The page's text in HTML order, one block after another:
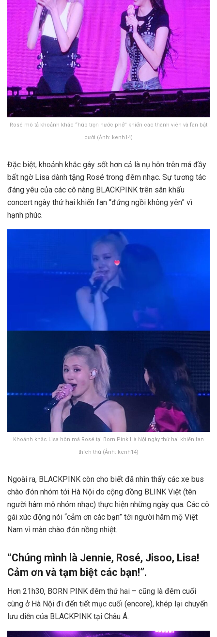
Rosé mô tả khoảnh khắc “húp trọn nước phở” khiến các thành viên và fan bật
cười (Ảnh: kenh14)
Đặc biệt, khoảnh khắc gây sốt hơn cả là nụ hôn trên má đầy
bất ngờ Lisa dành tặng Rosé trong đêm nhạc. Sự tương tác
đáng yêu của các cô nàng BLACKPINK trên sân khấu
concert ngày thứ hai khiến fan “đứng ngồi không yên” vì
hạnh phúc.
Khoảnh khắc Lisa hôn má Rosé tại Born Pink Hà Nội ngày thứ hai khiến fan
thích thú (Ảnh: kenh14)
Ngoài ra, BLACKPINK còn cho biết đã nhìn thấy các xe bus
chào đón nhóm tới Hà Nội do cộng đồng BLINK Việt (tên
người hâm mộ nhóm nhạc) thực hiện những ngày qua. Các cô
gái xúc động nói “cảm ơn các bạn” tới người hâm mộ Việt
Nam vì màn chào đón nồng nhiệt.
“Chúng mình là Jennie, Rosé, Jisoo, Lisa!
Cảm ơn và tạm biệt các bạn!”.
Hơn 21h30, BORN PINK đêm thứ hai – cũng là đêm cuối
cùng ở Hà Nội đi đến tiết mục cuối (encore), khép lại chuyến
lưu diễn của BLACKPINK tại Châu Á.